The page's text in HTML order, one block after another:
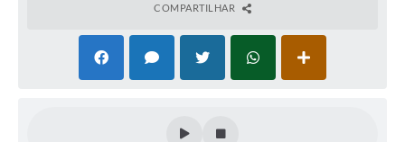
COMPARTILHAR